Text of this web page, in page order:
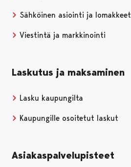
Sähköinen asiointi ja lomakkeet
Viestintä ja markkinointi
Laskutus ja maksaminen
Lasku kaupungilta
Kaupungille osoitetut laskut
Asiakaspalvelupisteet